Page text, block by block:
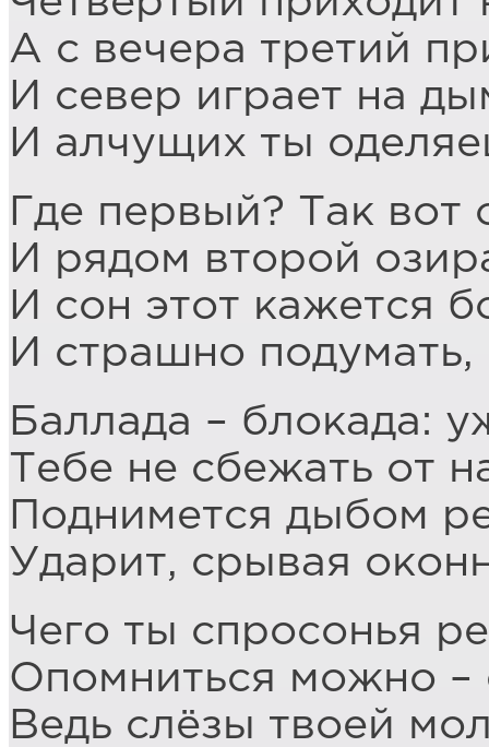
А с вечера третий
И север играет на
И алчущих ты
Где первый? Так вот
И рядом второй
И сон этот кажется
И страшно
Баллада – блокада:
Тебе не сбежать от
Поднимется дыбом
Ударит, срывая
Чего ты спросонья
Опомниться можно –
Ведь слёзы твоей